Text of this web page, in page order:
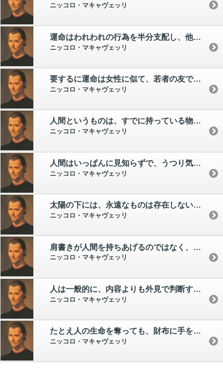
ニッコロ・マキャヴェッリ
運命はわれわれの行為を半分支配し、他の半分われわれ自身にゆだねる。
ニッコロ・マキャヴェッリ
要するに運命は女性に似て、若者の友である。 つまり若者は、思慮深くなく、あらあらしく、きわめて大胆に女を支配するからだ。
ニッコロ・マキャヴェッリ
人間というものは、すでに持っている物に加えて、さらに新しい物が獲得できるという保証ががあるときでないと、物を所有しているという安心感にひたれない。
ニッコロ・マキャヴェッリ
人間はいっぱんに見知らずで、うつり気で、うそつきで、危険にたいしては臆病、利益にたいしては貪欲である。 父親が殺されたことはすぐ忘れても、その遺産をなくしたことはなかなか忘れない。 現実に人間がいとなむ生活のし方と、かれがなすべきだとされる生活のし方のあいだには大きな距離がある。
ニッコロ・マキャヴェッリ
太陽の下には、永遠なものは存在しない。 運命の女神は、その変化を楽しもうとし、人間は、それによって彼女の力をあきらかに知るのである。
ニッコロ・マキャヴェッリ
肩書きが人間を持ちあげるのではなく、人間が肩書きを輝かせる。
ニッコロ・マキャヴェッリ
人は一般的に、内容よりも外見で判断する。 内面を判断できる洞察力を持つ者はまれである。
ニッコロ・マキャヴェッリ
たとえ人の生命を奪っても、財布に手をかけてはならぬ。 人は父親が殺されたことは忘れても、財産の失われたことは忘れないからだ。
ニッコロ・マキャヴェッリ